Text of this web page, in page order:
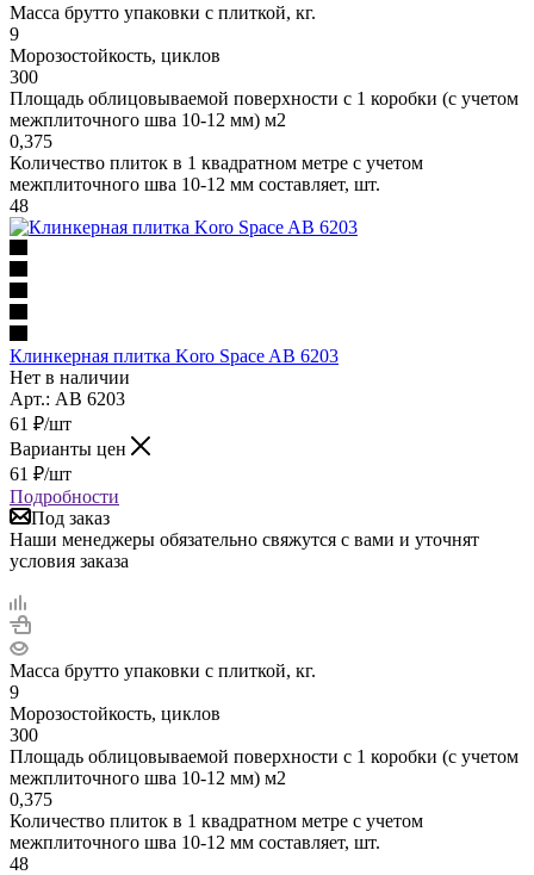
Масса брутто упаковки с плиткой, кг.
9
Морозостойкость, циклов
300
Площадь облицовываемой поверхности с 1 коробки (с учетом
межплиточного шва 10-12 мм) м2
0,375
Количество плиток в 1 квадратном метре с учетом
межплиточного шва 10-12 мм составляет, шт.
48
Клинкерная плитка Koro Space AB 6203
Нет в наличии
Арт.: AB 6203
61 ₽/шт
Варианты цен
61 ₽/шт
Подробности
Под заказ
Наши менеджеры обязательно свяжутся с вами и уточнят
условия заказа
Масса брутто упаковки с плиткой, кг.
9
Морозостойкость, циклов
300
Площадь облицовываемой поверхности с 1 коробки (с учетом
межплиточного шва 10-12 мм) м2
0,375
Количество плиток в 1 квадратном метре с учетом
межплиточного шва 10-12 мм составляет, шт.
48